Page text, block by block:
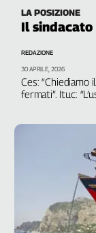
Talk
settimana
Girasoli
Linea
Inserti
LA POSIZIONE
Il
Ces:
fermati”. Ituc:
REDAZIONE
30 APRILE, 2026